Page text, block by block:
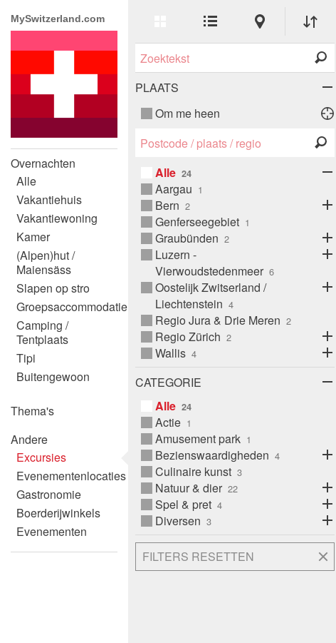
MySwitzerland.com
Overnachten
Alle
Vakantiehuis
Vakantiewoning
Kamer
(Alpen)hut /
Maiensäss
Slapen op stro
Groepsaccommodatie
Camping /
Tentplaats
Tipi
Buitengewoon
Thema's
Andere
Excursies
Evenementenlocaties
Gastronomie
Boerderijwinkels
Evenementen
ErweitereListen-
Ansicht
Karten-
Categorie
Stad
Live
Suche
PLAATS
Om me heen
Ort
Suche
Alle
Aargau
Bern
Genferseegebiet
Graubünden
Luzern -
Vierwoudstedenmeer
Oostelijk Zwitserland /
Liechtenstein
Regio Jura & Drie Meren
Regio Zürich
Wallis
CATEGORIE
Alle
Actie
Amusement park
Bezienswaardigheden
Culinaire kunst
Natuur & dier
Spel & pret
Diversen
FILTERS RESETTEN